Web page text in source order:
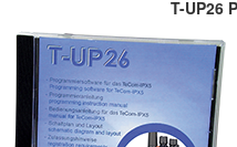
T-UP26